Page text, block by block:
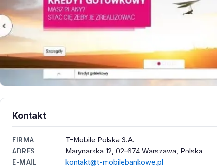
Kontakt
FIRMA T-Mobile Polska S.A.
ADRES Marynarska 12, 02-674 Warszawa, Polska
E-MAIL kontakt@t-mobilebankowe.pl